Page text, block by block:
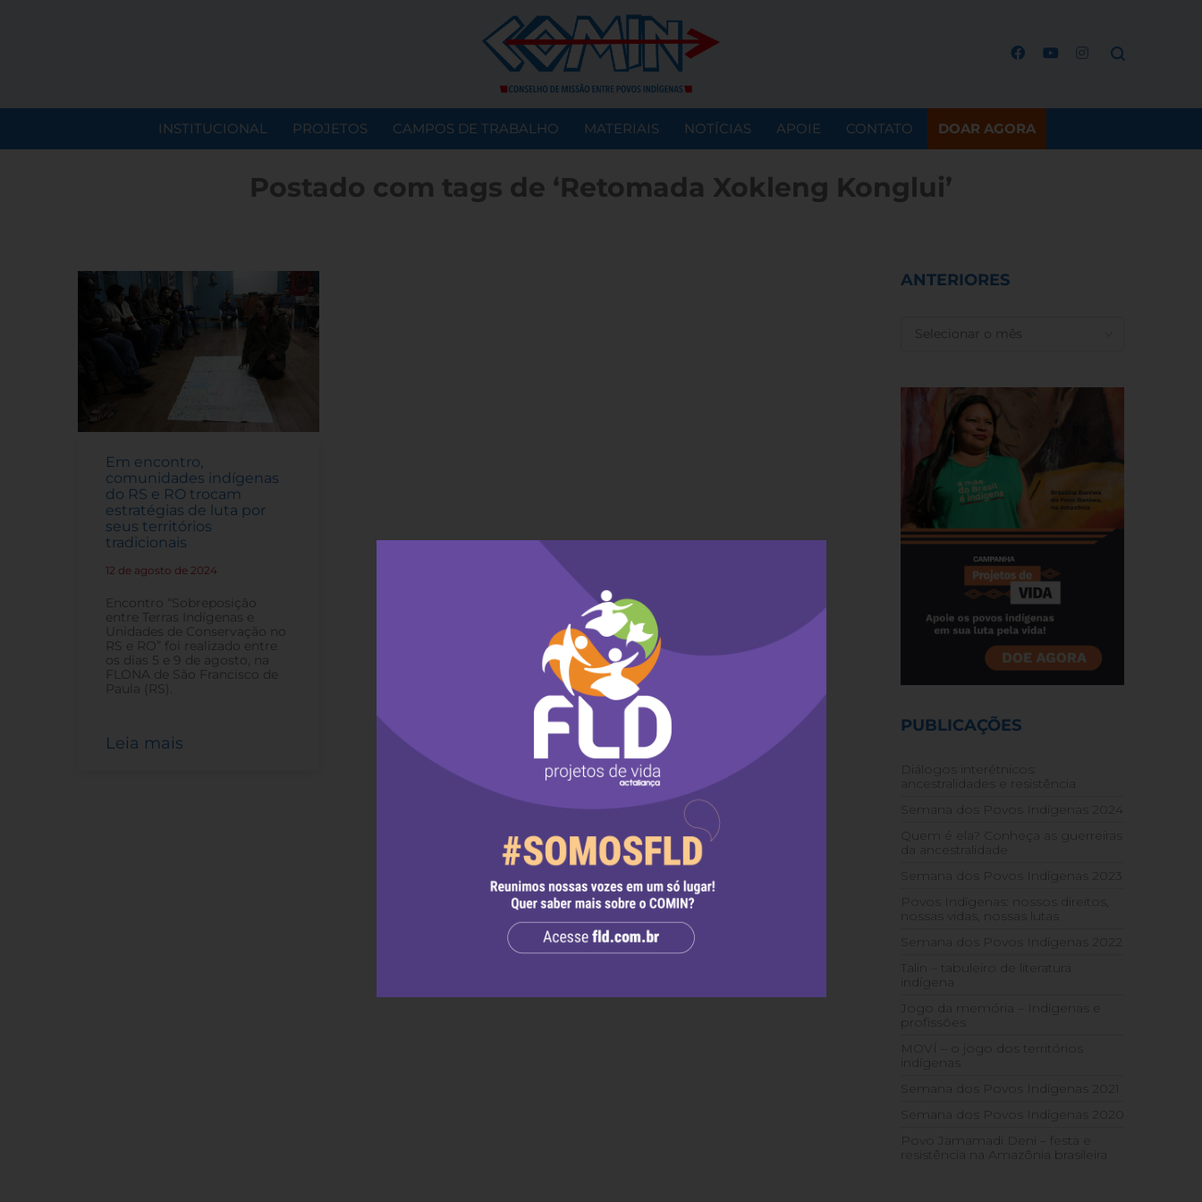
INSTITUCIONAL PROJETOS CAMPOS DE TRABALHO MATERIAIS NOTÍCIAS APOIE CONTATO DOAR AGORA
Postado com tags de ‘Retomada Xokleng Konglui’
Em encontro,
comunidades indígenas
do RS e RO trocam
estratégias de luta por
seus territórios
tradicionais
12 de agosto de 2024
Encontro “Sobreposição
entre Terras Indígenas e
Unidades de Conservação no
RS e RO” foi realizado entre
os dias 5 e 9 de agosto, na
FLONA de São Francisco de
Paula (RS).
Leia mais
ANTERIORES
PUBLICAÇÕES
Diálogos interétnicos:
ancestralidades e resistência
Semana dos Povos Indígenas 2024
Quem é ela? Conheça as guerreiras
da ancestralidade
Semana dos Povos Indígenas 2023
Povos Indígenas: nossos direitos,
nossas vidas, nossas lutas
Semana dos Povos Indígenas 2022
Talin – tabuleiro de literatura
indígena
Jogo da memória – Indígenas e
profissões
MOVÍ – o jogo dos territórios
indígenas
Semana dos Povos Indígenas 2021
Semana dos Povos Indígenas 2020
Povo Jamamadi Deni – festa e
resistência na Amazônia brasileira